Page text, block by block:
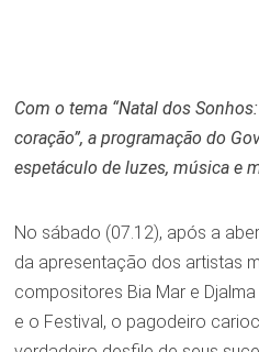
Com o tema “Natal dos
coração”, a programação do
espetáculo de luzes, música e
No sábado (07.12), após a
da apresentação dos artistas
compositores Bia Mar e
e o Festival, o pagodeiro